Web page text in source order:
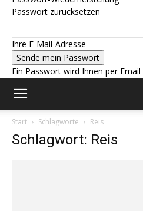
Passwort zurücksetzen
Ihre E-Mail-Adresse
Ein Passwort wird Ihnen per Email
Start Schlagworte Reis
Schlagwort: Reis